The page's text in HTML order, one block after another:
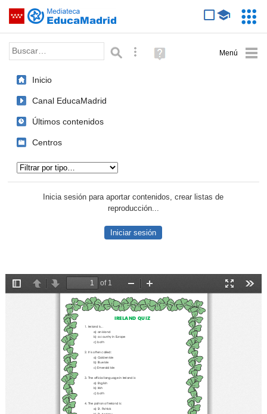
Saltar navegación
Palabra o frase: Búsqueda avanzada
Ayuda
(en
Inicio
Canal EducaMadrid
Últimos contenidos
Centros
Inicia sesión para aportar contenidos, crear listas de
reproducción...
Iniciar sesión